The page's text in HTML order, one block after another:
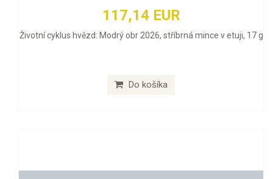
117,14 EUR
Životní cyklus hvězd: Modrý obr 2026, stříbrná mince v etuji, 17 g
Do košíka